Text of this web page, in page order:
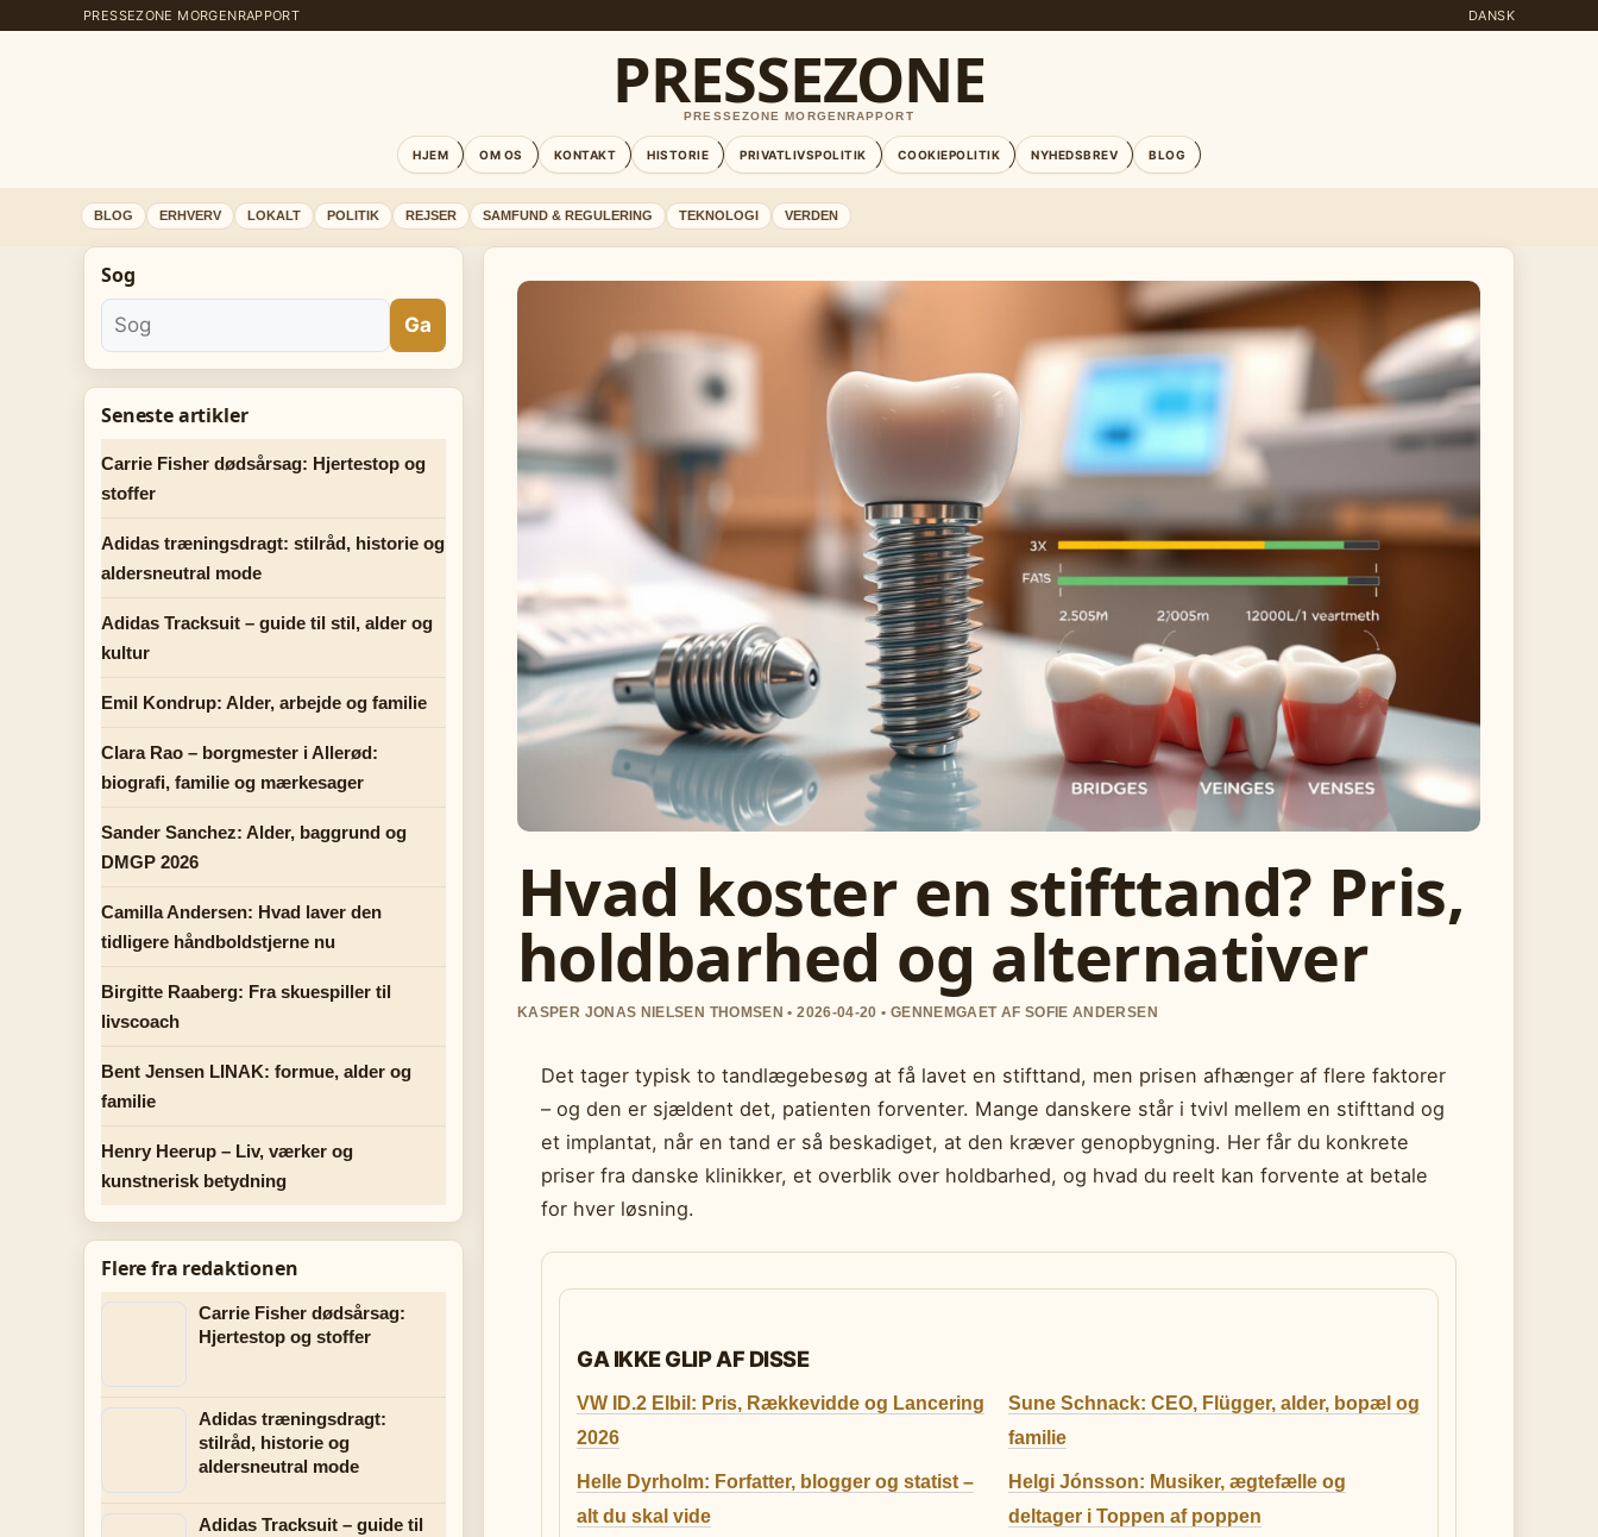
PRESSEZONE MORGENRAPPORT DANSK
PRESSEZONE
PRESSEZONE MORGENRAPPORT
HJEM OM OS KONTAKT HISTORIE PRIVATLIVSPOLITIK COOKIEPOLITIK NYHEDSBREV BLOG
BLOG ERHVERV LOKALT POLITIK REJSER SAMFUND & REGULERING TEKNOLOGI VERDEN
Hvad koster en stifttand? Pris,
holdbarhed og alternativer
KASPER JONAS NIELSEN THOMSEN • 2026-04-20 • GENNEMGAET AF SOFIE ANDERSEN
Det tager typisk to tandlægebesøg at få lavet en stifttand, men prisen afhænger af flere faktorer
– og den er sjældent det, patienten forventer. Mange danskere står i tvivl mellem en stifttand og
et implantat, når en tand er så beskadiget, at den kræver genopbygning. Her får du konkrete
priser fra danske klinikker, et overblik over holdbarhed, og hvad du reelt kan forvente at betale
for hver løsning.
GA IKKE GLIP AF DISSE
VW ID.2 Elbil: Pris, Rækkevidde og Lancering
2026
Sune Schnack: CEO, Flügger, alder, bopæl og
familie
Helle Dyrholm: Forfatter, blogger og statist –
alt du skal vide
Helgi Jónsson: Musiker, ægtefælle og
deltager i Toppen af poppen
Sog
Ga
Seneste artikler
Carrie Fisher dødsårsag: Hjertestop og
stoffer
Adidas træningsdragt: stilråd, historie og
aldersneutral mode
Adidas Tracksuit – guide til stil, alder og
kultur
Emil Kondrup: Alder, arbejde og familie
Clara Rao – borgmester i Allerød:
biografi, familie og mærkesager
Sander Sanchez: Alder, baggrund og
DMGP 2026
Camilla Andersen: Hvad laver den
tidligere håndboldstjerne nu
Birgitte Raaberg: Fra skuespiller til
livscoach
Bent Jensen LINAK: formue, alder og
familie
Henry Heerup – Liv, værker og
kunstnerisk betydning
Flere fra redaktionen
Carrie Fisher dødsårsag:
Hjertestop og stoffer
Adidas træningsdragt:
stilråd, historie og
aldersneutral mode
Adidas Tracksuit – guide til